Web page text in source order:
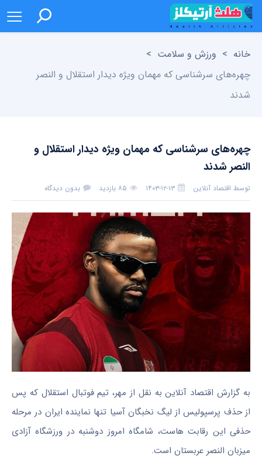
خانه > ورزش و سلامت >
چهره‌های سرشناسی که مهمان ویژه دیدار استقلال و النصر
شدند
چهره‌های سرشناسی که مهمان ویژه دیدار استقلال و
النصر شدند
توسط اقتصاد آنلاین ۱۴۰۳-۱۲-۱۳ ۸۵ بازدید بدون دیدگاه
به گزارش اقتصاد آنلاین به نقل از مهر، تیم فوتبال استقلال که پس
از حذف پرسپولیس از لیگ نخبگان آسیا تنها نماینده ایران در مرحله
حذفی این رقابت هاست، شامگاه امروز دوشنبه در ورزشگاه آزادی
میزبان النصر عربستان است.